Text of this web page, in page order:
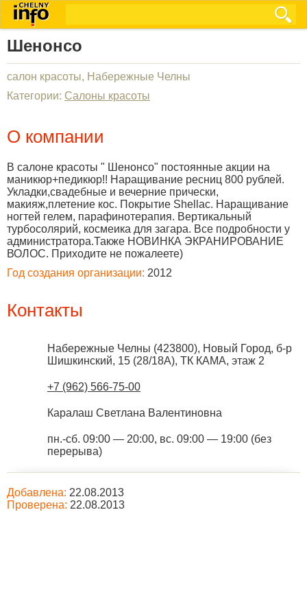
Шенонсо
салон красоты, Набережные Челны
Категории: Салоны красоты
О компании
В салоне красоты " Шенонсо" постоянные акции на
маникюр+педикюр!! Наращивание ресниц 800 рублей.
Укладки,свадебные и вечерние прически,
макияж,плетение кос. Покрытие Shellac. Наращивание
ногтей гелем, парафинотерапия. Вертикальный
турбосолярий, космеика для загара. Все подробности у
администратора.Также НОВИНКА ЭКРАНИРОВАНИЕ
ВОЛОС. Приходите не пожалеете)
Год создания организации: 2012
Контакты
Набережные Челны (423800), Новый Город, б-р
Шишкинский, 15 (28/18А), ТК КАМА, этаж 2
+7 (962) 566-75-00
Каралаш Светлана Валентиновна
пн.-сб. 09:00 — 20:00, вс. 09:00 — 19:00 (без
перерыва)
Добавлена: 22.08.2013
Проверена: 22.08.2013